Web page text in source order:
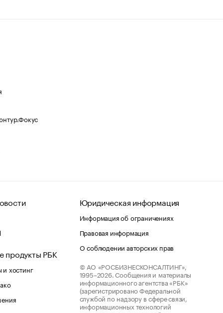
продукты РБК
хостинг
Юридическая информация
Информация об ограничениях
Правовая информация
О соблюдении авторских прав
© АО «РОСБИЗНЕСКОНСАЛТИНГ»,
1995–2026. Сообщения и материалы
информационного агентства «РБК»
(зарегистрировано Федеральной
службой по надзору в сфере связи,
информационных технологий